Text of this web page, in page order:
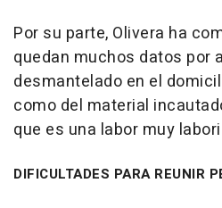
Por su parte, Olivera ha
quedan muchos datos por
desmantelado en el
como del material
que es una labor muy
DIFICULTADES PARA REUNIR